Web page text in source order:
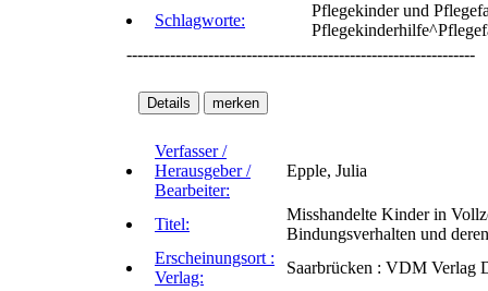
Schlagworte:
Pflegekinder und
----------------------------------------------------------------
Verfasser /
Herausgeber /
Bearbeiter:
Epple, Julia
Titel:
Misshandelte Kinder in
Bindungsverhalten und
Erscheinungsort :
Verlag:
Saarbrücken : VDM Verlag